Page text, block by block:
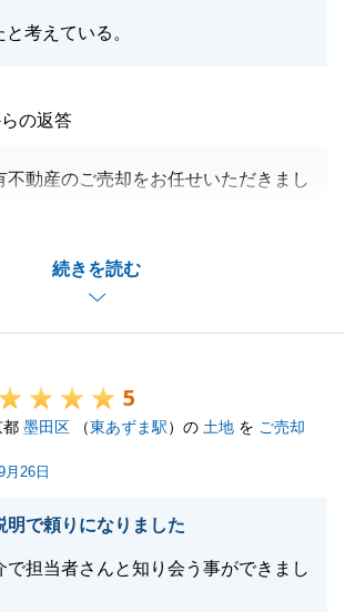
考えている。
続きを読む
の返答
不動産のご売却をお任せいただきまし
せんでした。
もとお引き渡しを無事完了することが
にありがとうございます。
と思います。
お願い致します。
閉じる
5
都 墨田区 （東あずま駅）の 土地 を ご売却
月26日
明で頼りになりました
で担当者さんと知り会う事ができまし